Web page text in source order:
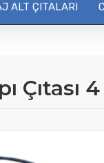
ALT ÇITALARI
Çıtası